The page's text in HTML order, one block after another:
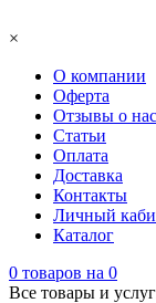
×
О компании
Оферта
Отзывы о нас
Статьи
Оплата
Доставка
Контакты
Личный
Каталог
0 товаров на 0
Все товары и